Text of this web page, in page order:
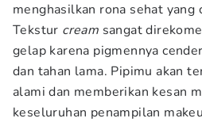
menghasilkan rona sehat yang
Tekstur cream sangat
gelap karena pigmennya
dan tahan lama. Pipimu akan
alami dan memberikan kesan
keseluruhan penampilan